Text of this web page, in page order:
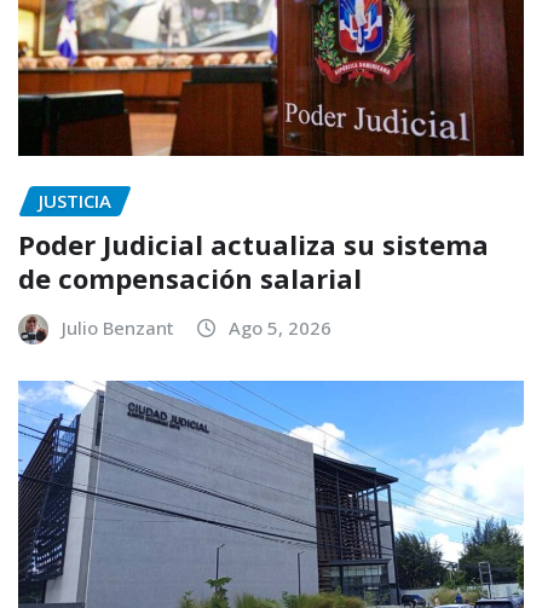
JUSTICIA
Poder Judicial actualiza su sistema
de compensación salarial
Julio Benzant Ago 5, 2026